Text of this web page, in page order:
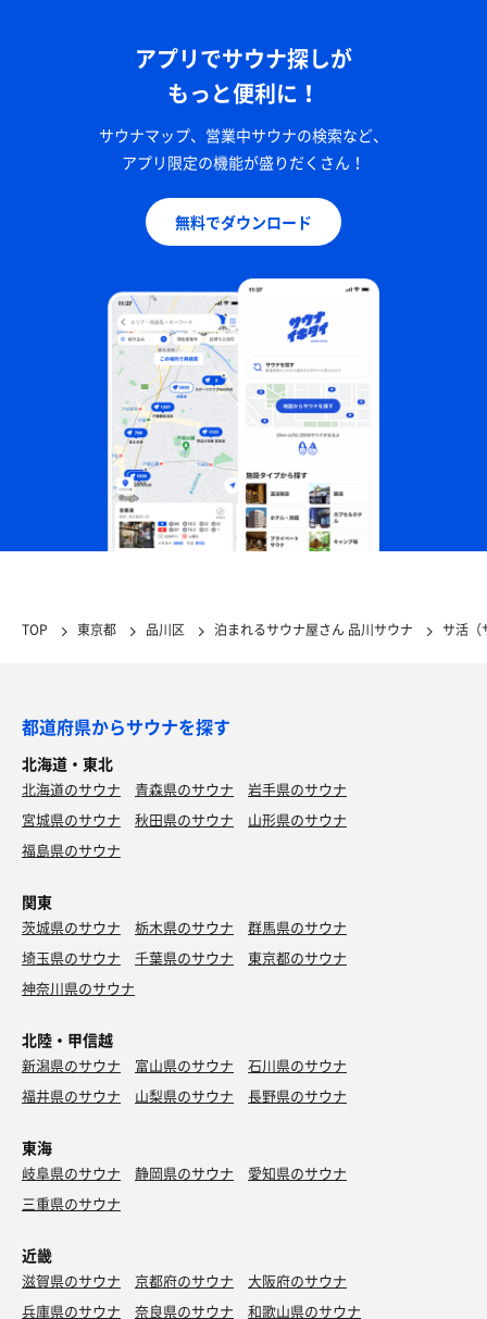
アプリでサウナ探しが
もっと便利に！
サウナマップ、営業中サウナの検索など、
アプリ限定の機能が盛りだくさん！
無料でダウンロード
TOP 東京都 品川区 泊まれるサウナ屋さん 品川サウナ サ活（
都道府県からサウナを探す
北海道・東北
北海道のサウナ 青森県のサウナ
岩手県のサウナ
宮城県のサウナ
秋田県のサウナ
山形県のサウナ
福島県のサウナ
関東
茨城県のサウナ 栃木県のサウナ
群馬県のサウナ
埼玉県のサウナ
千葉県のサウナ
東京都のサウナ
神奈川県のサウナ
北陸・甲信越
新潟県のサウナ 富山県のサウナ
石川県のサウナ
福井県のサウナ
山梨県のサウナ 長野県のサウナ
東海
岐阜県のサウナ 静岡県のサウナ
愛知県のサウナ
三重県のサウナ
近畿
滋賀県のサウナ 京都府のサウナ
大阪府のサウナ
兵庫県のサウナ
奈良県のサウナ 和歌山県のサウナ